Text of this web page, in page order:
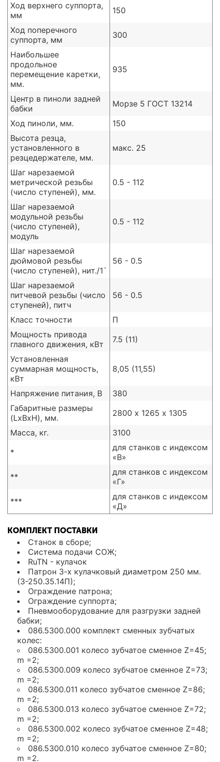
Ход верхнего суппорта,
мм
150
Ход поперечного
суппорта, мм
300
Наибольшее
продольное
перемещение каретки,
мм.
935
Центр в пиноли задней
бабки
Морзе 5 ГОСТ 13214
Ход пиноли, мм.
150
Высота резца,
установленного в
резцедержателе, мм.
макс. 25
Шаг нарезаемой
метрической резьбы
(число ступеней), мм.
0.5 - 112
Шаг нарезаемой
модульной резьбы
(число ступеней),
модуль
0.5 - 112
Шаг нарезаемой
дюймовой резьбы
(число ступеней), нит./1`
56 - 0.5
Шаг нарезаемой
питчевой резьбы (число
ступеней), питч
56 - 0.5
Класс точности
П
Мощность привода
главного движения, кВт
7.5 (11)
Установленная
суммарная мощность,
кВт
8,05 (11,55)
Напряжение питания, В
380
Габаритные размеры
(LxBxH), мм.
2800 х 1265 х 1305
Масса, кг.
3100
*
для станков с индексом
«В»
**
для станков с индексом
«Г»
***
для станков с индексом
«Д»
КОМПЛЕКТ ПОСТАВКИ
Станок в сборе;
Система подачи СОЖ;
RuTN - кулачок
Патрон 3-х кулачковый диаметром 250 мм.
(3-250.35.14П);
Ограждение патрона;
Ограждение суппорта;
Пневмооборудование для разгрузки задней
бабки;
086.5300.000 комплект сменных зубчатых
колес:
086.5300.001 колесо зубчатое сменное Z=45;
m =2;
086.5300.009 колесо зубчатое сменное Z=73;
m =2;
086.5300.011 колесо зубчатое сменное Z=86;
m =2;
086.5300.013 колесо зубчатое сменное Z=72;
m =2;
086.5300.002 колесо зубчатое сменное Z=48;
m =2;
086.5300.010 колесо зубчатое сменное Z=80;
m =2.